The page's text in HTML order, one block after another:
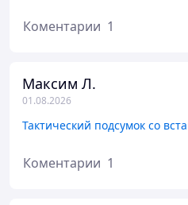
Коментарии 1
Максим Л.
01.08.2026
Коментарии 1